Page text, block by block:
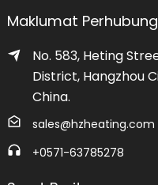
Maklumat
No. 583, Heting
District, Hangzhou
China.
sales@hzheating.com
+0571-63785278